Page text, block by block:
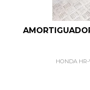
HONDA HR-